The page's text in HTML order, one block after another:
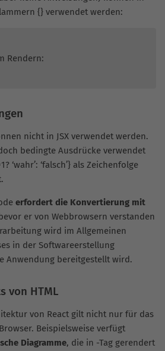
{} verwendet werden:
Rendern:
nicht in JSX verwendet werden.
bedingte Ausdrücke verwendet
‘wahr’: ‘falsch’} als Zeichenfolge
erfordert die Konvertierung mit
er von Webbrowsern verstanden
wird im Allgemeinen
in der Softwareerstellung
Anwendung bereitgestellt wird.
von HTML
von React gilt nicht nur für das
Beispielsweise verfügt
Diagramme, die in -Tag gerendert